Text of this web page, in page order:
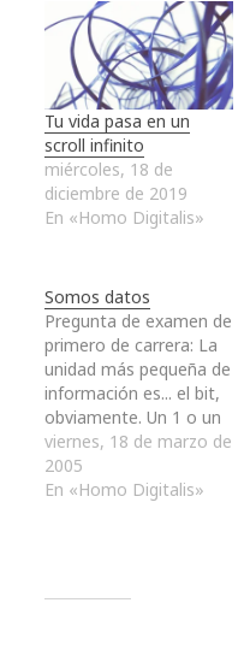
Tu vida pasa en un
scroll infinito
miércoles, 18 de
diciembre de 2019
En «Homo Digitalis»
Somos datos
Pregunta de examen de
primero de carrera: La
unidad más pequeña de
información es... el bit,
obviamente. Un 1 o un
0, un sí o un no, un
encendido o un
apagado, un existe o
viernes, 18 de marzo de
2005
En «Homo Digitalis»